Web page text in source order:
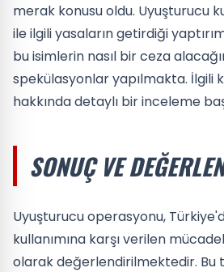
merak konusu oldu. Uyuşturucu
ile ilgili yasaların getirdiği
bu isimlerin nasıl bir ceza
spekülasyonlar yapılmakta. İlgili
hakkında detaylı bir inceleme
SONUÇ VE
Uyuşturucu operasyonu,
kullanımına karşı verilen
olarak değerlendirilmektedir. Bu